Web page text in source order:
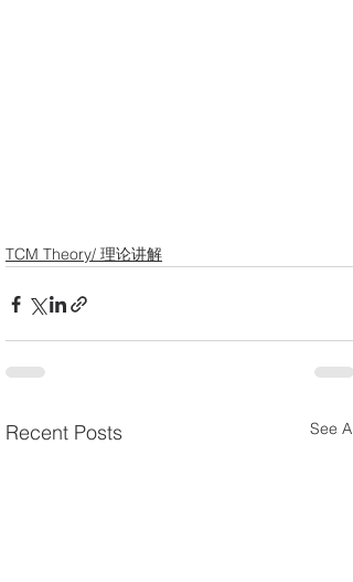
TCM Theory/ 理论讲解
Recent Posts See All